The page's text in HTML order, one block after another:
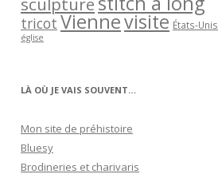
tricot Viennevisite États-Unis
église
LÀ OÙ JE VAIS SOUVENT…
Mon site de préhistoire
Bluesy
Brodineries et charivaris